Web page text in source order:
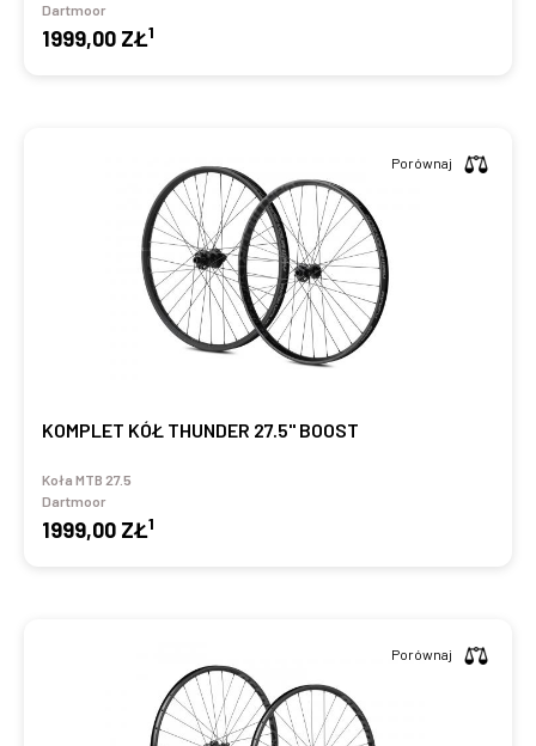
Dartmoor
1999,00 ZŁ1
KOMPLET KÓŁ THUNDER 27.5" BOOST
Koła MTB 27.5
Dartmoor
1999,00 ZŁ1
Porównaj
Porównaj